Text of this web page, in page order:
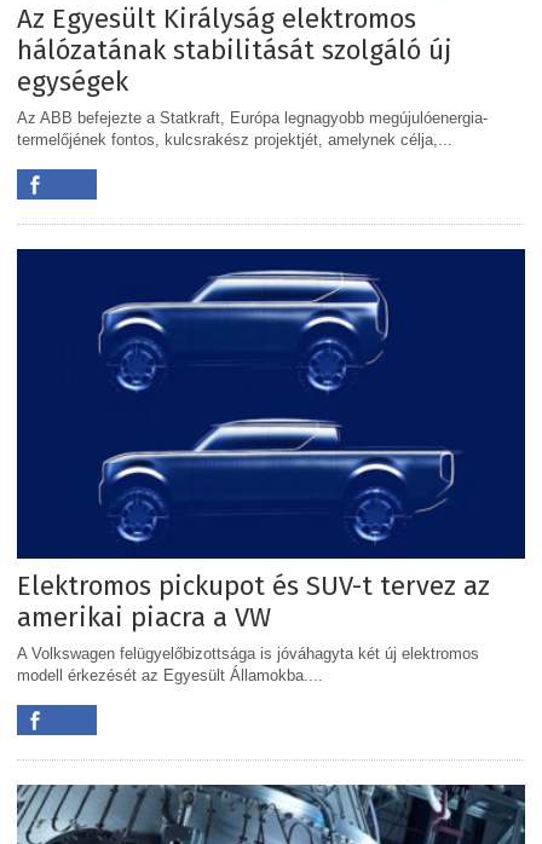
Az Egyesült Királyság elektromos
hálózatának stabilitását szolgáló új
egységek
Az ABB befejezte a Statkraft, Európa legnagyobb megújulóenergia-
termelőjének fontos, kulcsrakész projektjét, amelynek célja,...
Elektromos pickupot és SUV-t tervez az
amerikai piacra a VW
A Volkswagen felügyelőbizottsága is jóváhagyta két új elektromos
modell érkezését az Egyesült Államokba....